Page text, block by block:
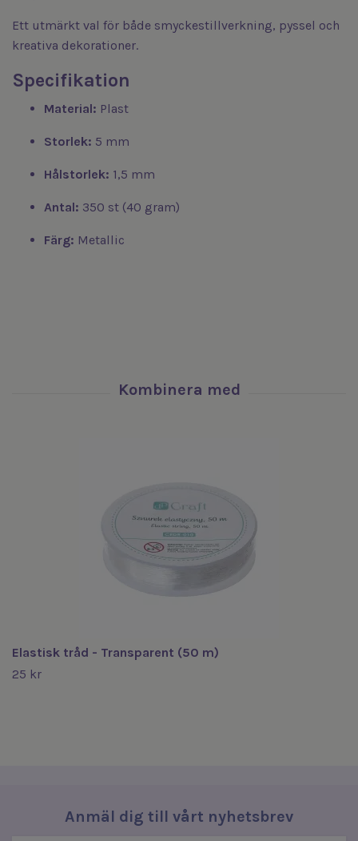
Ett utmärkt val för både smyckestillverkning, pyssel och
kreativa dekorationer.
Specifikation
Material: Plast
Storlek: 5 mm
Hålstorlek: 1,5 mm
Antal: 350 st (40 gram)
Färg: Metallic
Elastisk tråd - Transparent (50 m)
25 kr
Anmäl dig till vårt nyhetsbrev